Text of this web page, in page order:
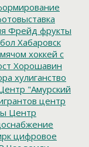
Фрейд фрукты
Хабаровск
хоккей с
Хорошавин
хулиганство
"Амурский
центр
Центр
цифровое